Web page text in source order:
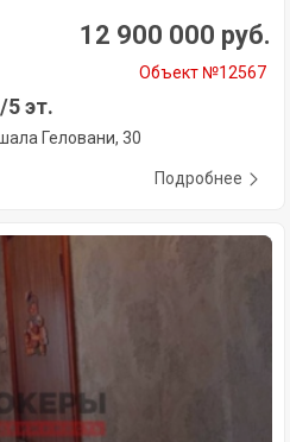
12 900 000 руб.
Объект №12567
5 эт.
Геловани, 30
Подробнее